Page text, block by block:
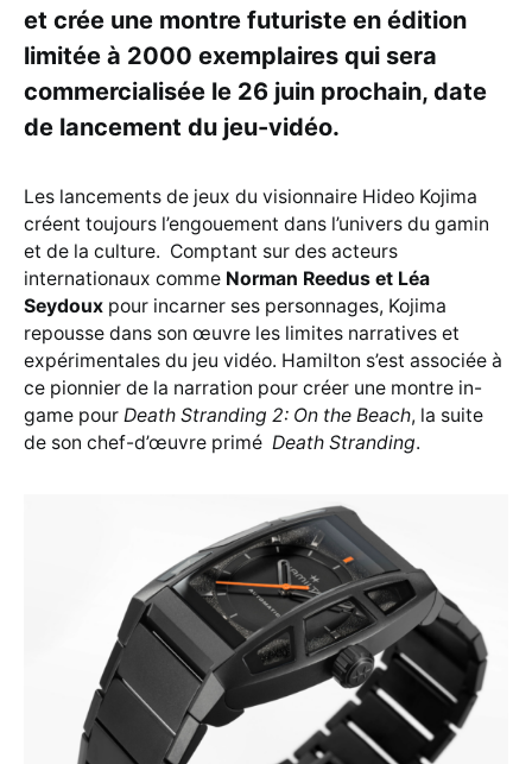
et crée une montre futuriste en édition
limitée à 2000 exemplaires qui sera
commercialisée le 26 juin prochain, date
de lancement du jeu-vidéo.
Les lancements de jeux du visionnaire Hideo Kojima
créent toujours l’engouement dans l’univers du gamin
et de la culture. Comptant sur des acteurs
internationaux comme Norman Reedus et Léa
Seydoux pour incarner ses personnages, Kojima
repousse dans son œuvre les limites narratives et
expérimentales du jeu vidéo. Hamilton s’est associée à
ce pionnier de la narration pour créer une montre in-
game pour Death Stranding 2: On the Beach, la suite
de son chef-d’œuvre primé Death Stranding.